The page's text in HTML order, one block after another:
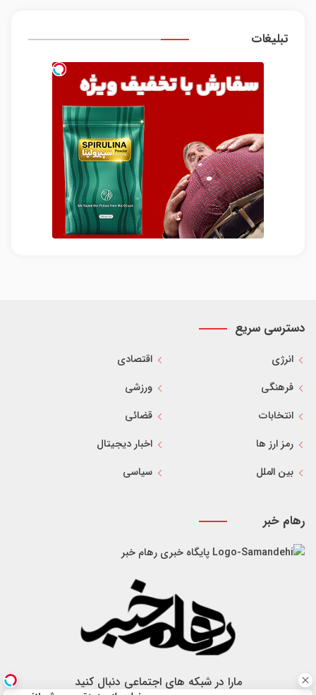
تبلیغات
دسترسی سریع
انرژی
اقتصادی
فرهنگی
ورزشی
انتخابات
قضائی
رمز ارز ها
اخبار دیجیتال
بین الملل
سیاسی
رهام خبر
پایگاه خبری رهام خبر
مارا در شبکه های اجتماعی دنبال کنید